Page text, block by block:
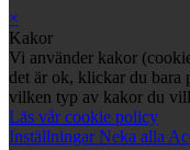
×
Kakor
Vi använder kakor
det är ok, klickar du bara
vilken typ av kakor du
Läs vår cookie policy
InställningarNeka alla